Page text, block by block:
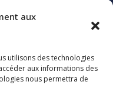
aux
utilisons des technologies
aux informations des
nous permettra de
Lattes - FRANCE